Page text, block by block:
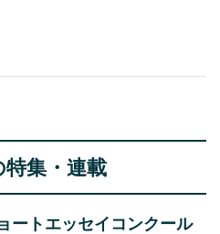
特集・連載
ートエッセイコンクール